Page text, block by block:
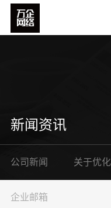
新闻资讯
公司新闻 关于优化
企业邮箱